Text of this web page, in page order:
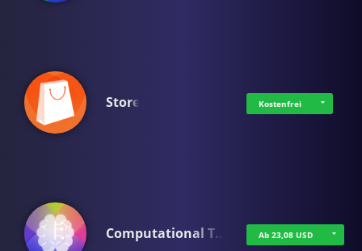
Store Kostenfrei
Computational T… Ab 23,08 USD